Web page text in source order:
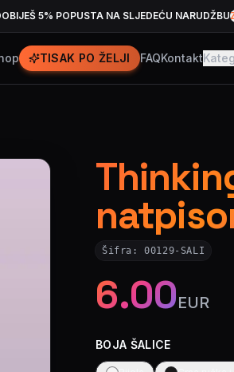
5% POPUSTA NA SLJEDEĆU NARUDŽBU
TISAK PO ŽELJI FAQKontakt
Šifra:00129-SALI
6.00EUR
BOJA ŠALICE